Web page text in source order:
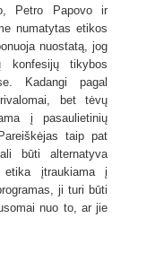
Petro Papovo ir
numatytas etikos
nuostatą, jog
konfesijų tikybos
Kadangi pagal
bet tėvų
į pasaulietinių
taip pat
būti alternatyva
etika įtraukiama į
ji turi būti
nuo to, ar jie